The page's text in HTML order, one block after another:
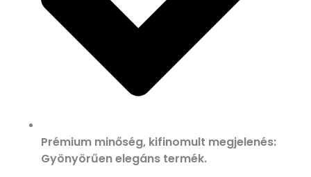
Prémium minőség, kifinomult megjelenés:
Gyönyörűen elegáns termék.